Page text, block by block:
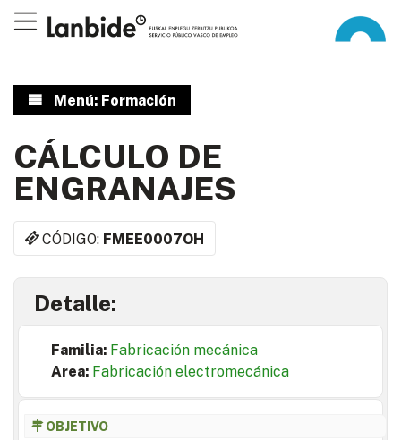
Menú: Formación
CÁLCULO DE
ENGRANAJES
CÓDIGO: FMEE0007OH
Detalle:
Familia: Fabricación mecánica
Area: Fabricación electromecánica
OBJETIVO